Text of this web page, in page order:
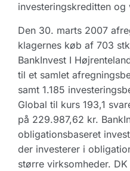
investeringskreditten og
Den 30. marts 2007
klagernes køb af 703
BankInvest I
til et samlet
samt 1.185
Global til kurs 193,1
på 229.987,62 kr.
obligationsbaseret
der investerer i
større virksomheder.